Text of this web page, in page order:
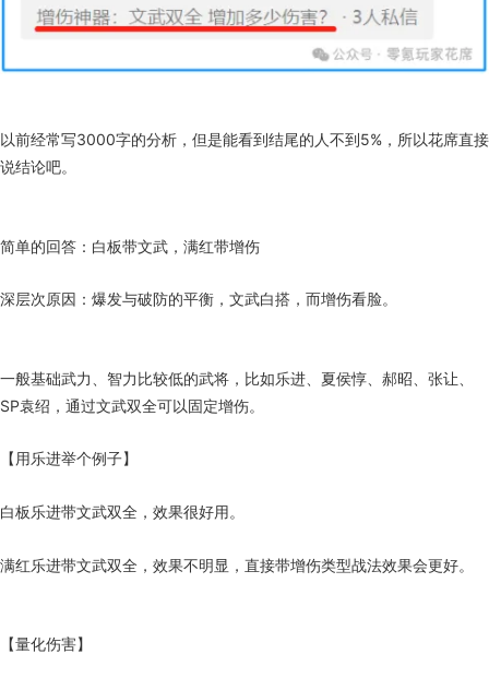
以前经常写3000字的分析，但是能看到结尾的人不到5%，所以花席直接
说结论吧。
简单的回答：白板带文武，满红带增伤
深层次原因：爆发与破防的平衡，文武白搭，而增伤看脸。
一般基础武力、智力比较低的武将，比如乐进、夏侯惇、郝昭、张让、
SP袁绍，通过文武双全可以固定增伤。
【用乐进举个例子】
白板乐进带文武双全，效果很好用。
满红乐进带文武双全，效果不明显，直接带增伤类型战法效果会更好。
【量化伤害】